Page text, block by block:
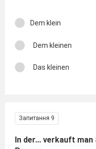
Dem klein
Dem kleinen
Das kleinen
Запитання 9
In der... verkauft